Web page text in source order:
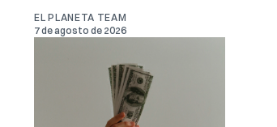
EL PLANETA TEAM
7 de agosto de 2026